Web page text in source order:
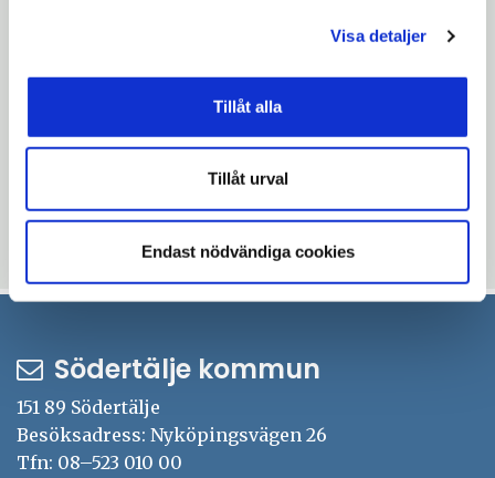
Visa detaljer
Tillåt alla
Tillåt urval
Endast nödvändiga cookies
Om en vecka har Södertälje kommuns
Mer information:
Sara Jervfors, Kostchef,
08-523 064 66,sara.jervfors@sodertalje.se
Uppdaterad: 2018-02-16
Södertälje kommun
151 89 Södertälje
Besöksadress: Nyköpingsvägen 26
Tfn: 08–523 010 00